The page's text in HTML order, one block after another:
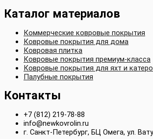
Каталог материалов
Коммерческие ковровые покрытия
Ковровые покрытия для дома
Ковровая плитка
Ковровые покрытия премиум-класса
Ковровые покрытия для яхт и
Палубные покрытия
Контакты
+7 (812) 219-78-88
info@newkovrolin.ru
г. Санкт-Петербург, БЦ Омега, ул.